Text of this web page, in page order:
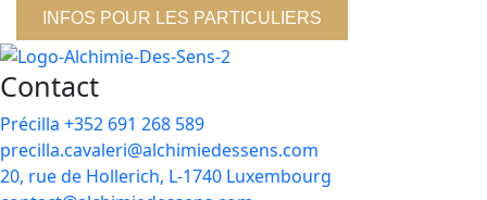
INFOS POUR LES PARTICULIERS
Contact
Précilla +352 691 268 589
precilla.cavaleri@alchimiedessens.com
20, rue de Hollerich, L-1740 Luxembourg